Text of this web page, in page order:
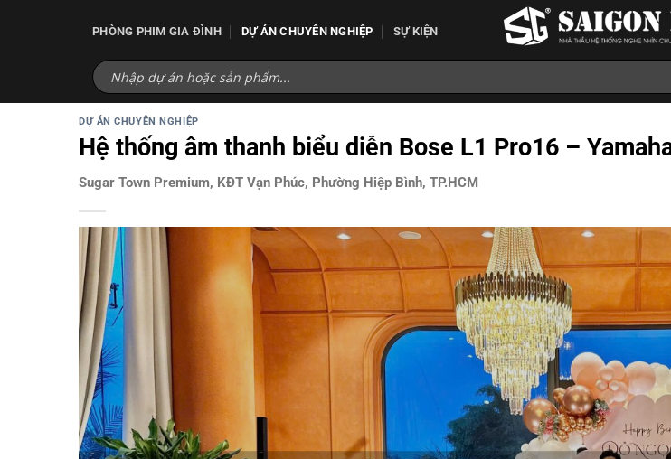
PHÒNG PHIM GIA ĐÌNH DỰ ÁN CHUYÊN NGHIỆP SỰ KIỆN
DỰ ÁN CHUYÊN NGHIỆP
Hệ thống âm thanh biểu diễn Bose L1 Pro16 –
Sugar Town Premium, KĐT Vạn Phúc, Phường Hiệp Bình, TP.HCM